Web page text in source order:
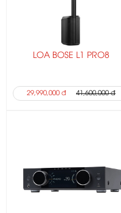
LOA BOSE L1 PRO8
29,990,000 đ 41,600,000 đ